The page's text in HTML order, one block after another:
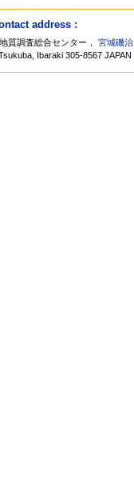
address :
地質調査総合センター，宮城磯治
Ibaraki 305-8567 JAPAN